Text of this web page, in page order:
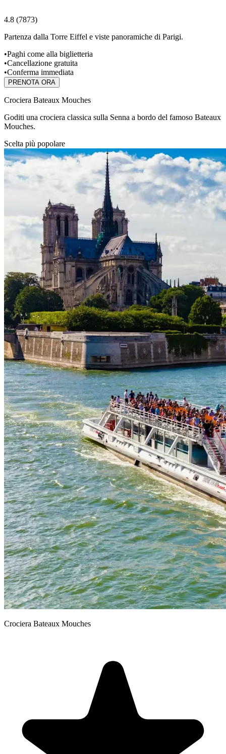
4.8 (7873)
Partenza dalla Torre Eiffel e viste panoramiche di Parigi.
•Paghi come alla biglietteria
•Cancellazione gratuita
•Conferma immediata
PRENOTA ORA
Crociera Bateaux Mouches
Goditi una crociera classica sulla Senna a bordo del famoso Bateaux
Mouches.
Scelta più popolare
Crociera Bateaux Mouches